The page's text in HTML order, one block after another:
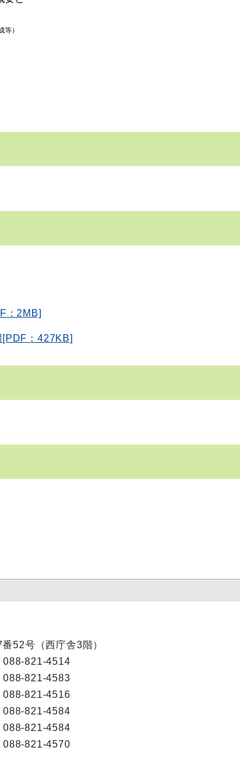
）
：2MB]
：427KB]
52号（西庁舎3階）
088-821-4514
088-821-4583
088-821-4516
088-821-4584
088-821-4584
088-821-4570